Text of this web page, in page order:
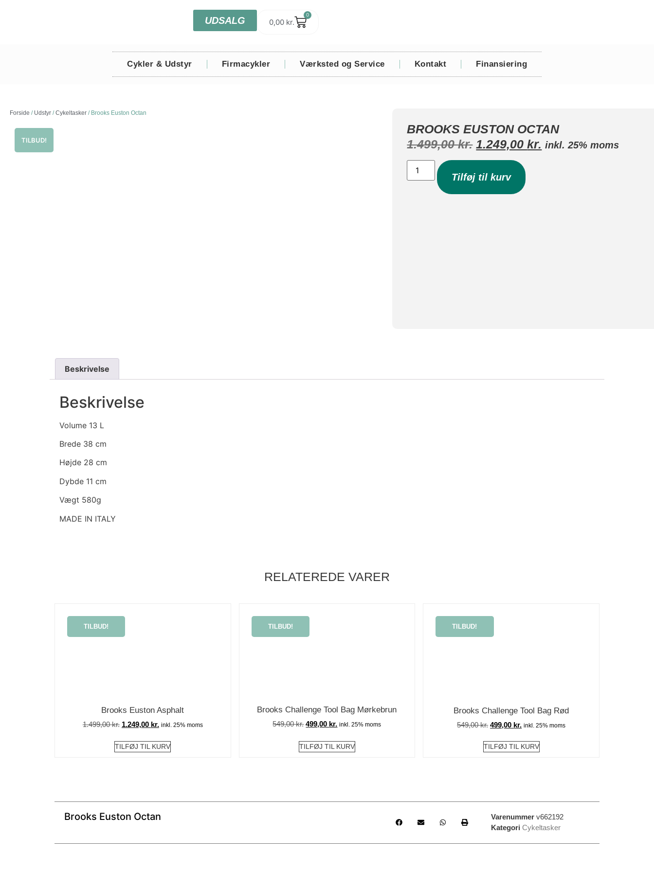
UDSALG 0,00 kr.
0
Cykler & Udstyr Firmacykler Værksted og Service Kontakt Finansiering
Forside / Udstyr /Cykeltasker / Brooks Euston Octan
TILBUD!
BROOKS EUSTON OCTAN
1.499,00kr. 1.249,00kr. inkl. 25% moms
Tilføj til kurv
Beskrivelse
Beskrivelse
Volume 13 L
Brede 38 cm
Højde 28 cm
Dybde 11 cm
Vægt 580g
MADE IN ITALY
RELATEREDE VARER
TILBUD!
Brooks Euston Asphalt
1.499,00kr. 1.249,00 kr. inkl. 25% moms
TILFØJ TIL KURV
TILBUD!
Brooks Challenge Tool Bag Mørkebrun
549,00kr. 499,00 kr. inkl. 25% moms
TILFØJ TIL KURV
TILBUD!
Brooks Challenge Tool Bag Rød
549,00kr. 499,00 kr. inkl. 25% moms
TILFØJ TIL KURV
Brooks Euston Octan Varenummerv662192
Kategori Cykeltasker